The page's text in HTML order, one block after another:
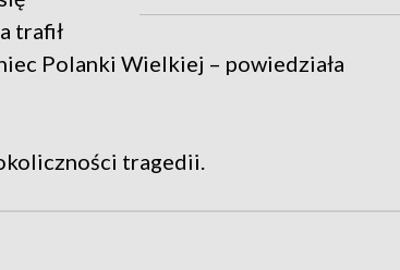
trafił
Polanki Wielkiej – powiedziała
tragedii.